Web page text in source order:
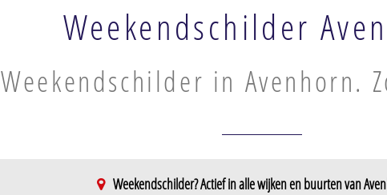
Weekendschilder
Weekendschilder in Avenhorn.
Weekendschilder? Actief in alle wijken en buurten van